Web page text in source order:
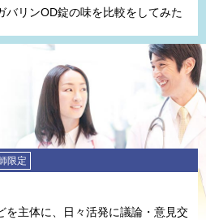
バリンOD錠の味を比較をしてみた
限定
を主体に、⽇々活発に議論・意⾒交